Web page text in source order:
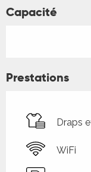
Capacité
Prestations
Draps
WiFi